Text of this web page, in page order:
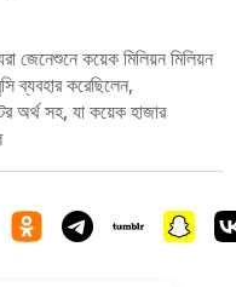
জেনেশুনে কয়েক মিলিয়ন মিলিয়ন
ব্যবহার করেছিলেন,
অর্থ সহ, যা কয়েক হাজার